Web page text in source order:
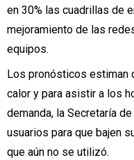
en 30% las cuadrillas de
mejoramiento de las
equipos.
Los pronósticos estiman
calor y para asistir a los
demanda, la Secretaría
usuarios para que bajen
que aún no se utilizó.